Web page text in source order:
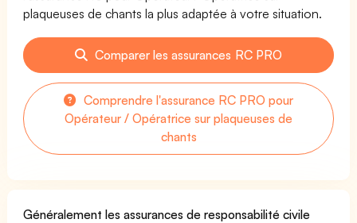
plaqueuses de chants la plus adaptée à votre situation.
Comparer les assurances RC PRO
Comprendre l'assurance RC PRO pour
Opérateur / Opératrice sur plaqueuses de
chants
Généralement les assurances de responsabilité civile